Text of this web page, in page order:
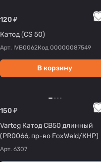
120 ₽
Катод (CS 50)
Арт. IVB0062Код 00000087549
В корзину
150 ₽
Varteg Катод CB50 длинный
(PR0066, пр-во FoxWeld/КНР)
Арт. 6307